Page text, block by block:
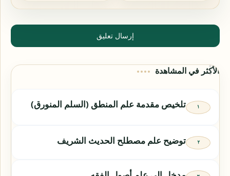
إرسال تعليق
الأكثر في المشاهدة
تلخيص مقدمة علم المنطق (السلم المنورق)
توضيح علم مصطلح الحديث الشريف